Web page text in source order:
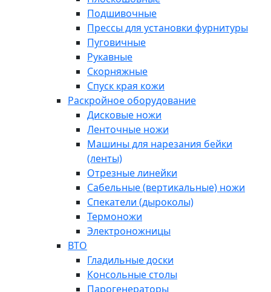
Подшивочные
Прессы для установки фурнитуры
Пуговичные
Рукавные
Скорняжные
Спуск края кожи
Раскройное оборудование
Дисковые ножи
Ленточные ножи
Машины для нарезания бейки
(ленты)
Отрезные линейки
Сабельные (вертикальные) ножи
Спекатели (дыроколы)
Термоножи
Электроножницы
ВТО
Гладильные доски
Консольные столы
Парогенераторы